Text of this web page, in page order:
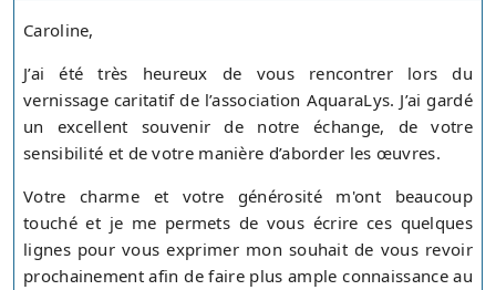
Caroline,
J’ai été très heureux de vous rencontrer lors du
vernissage caritatif de l’association AquaraLys. J’ai gardé
un excellent souvenir de notre échange, de votre
sensibilité et de votre manière d’aborder les œuvres.
Votre charme et votre générosité m'ont beaucoup
touché et je me permets de vous écrire ces quelques
lignes pour vous exprimer mon souhait de vous revoir
prochainement afin de faire plus ample connaissance au